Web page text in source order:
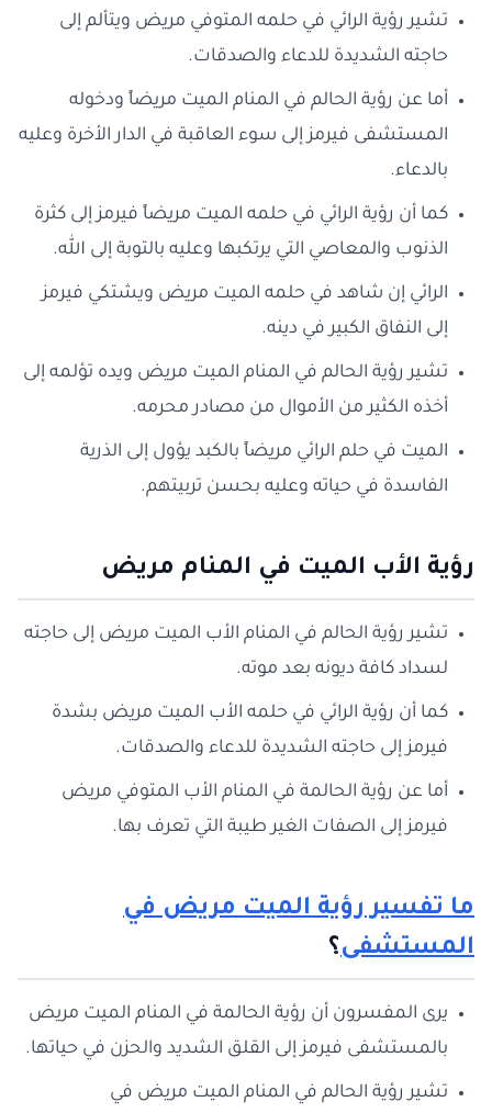
تشير رؤية الرائي في حلمه المتوفي مريض ويتألم إلى
حاجته الشديدة للدعاء والصدقات.
أما عن رؤية الحالم في المنام الميت مريضاً ودخوله
المستشفى فيرمز إلى سوء العاقبة في الدار الأخرة وعليه
بالدعاء.
كما أن رؤية الرائي في حلمه الميت مريضاً فيرمز إلى كثرة
الذنوب والمعاصي التي يرتكبها وعليه بالتوبة إلى الله.
الرائي إن شاهد في حلمه الميت مريض ويشتكي فيرمز
إلى النفاق الكبير في دينه.
تشير رؤية الحالم في المنام الميت مريض ويده تؤلمه إلى
أخذه الكثير من الأموال من مصادر محرمه.
الميت في حلم الرائي مريضاً بالكبد يؤول إلى الذرية
الفاسدة في حياته وعليه بحسن تربيتهم.
رؤية الأب الميت في المنام مريض
تشير رؤية الحالم في المنام الأب الميت مريض إلى حاجته
لسداد كافة ديونه بعد موته.
كما أن رؤية الرائي في حلمه الأب الميت مريض بشدة
فيرمز إلى حاجته الشديدة للدعاء والصدقات.
أما عن رؤية الحالمة في المنام الأب المتوفي مريض
فيرمز إلى الصفات الغير طيبة التي تعرف بها.
ما تفسيررؤية الميت مريض في
المستشفى؟
يرى المفسرون أن رؤية الحالمة في المنام الميت مريض
بالمستشفى فيرمز إلى القلق الشديد والحزن في حياتها.
تشير رؤية الحالم في المنام الميت مريض في